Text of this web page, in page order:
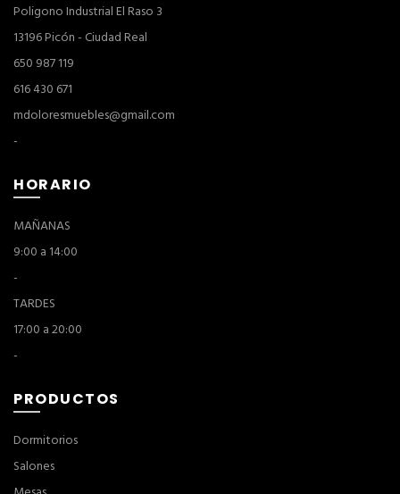
Poligono Industrial El Raso 3
13196 Picón - Ciudad Real
650 987 119
616 430 671
mdoloresmuebles@gmail.com
-
HORARIO
MAÑANAS
9:00 a 14:00
-
TARDES
17:00 a 20:00
-
PRODUCTOS
Dormitorios
Salones